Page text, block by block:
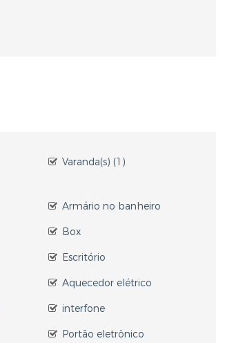
Varanda(s) (1)
Armário no banheiro
Box
Escritório
Aquecedor elétrico
interfone
Portão eletrônico